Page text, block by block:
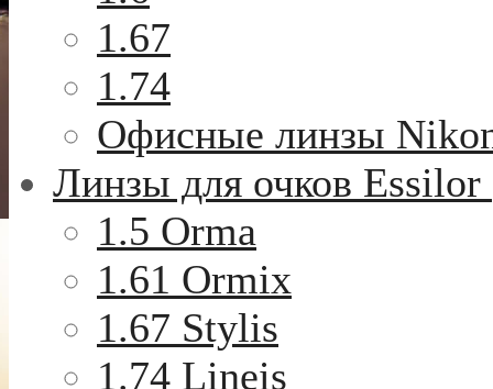
1.67
1.74
Офисные линзы
Линзы для очков
1.5 Orma
1.61 Ormix
1.67 Stylis
1.74 Lineis